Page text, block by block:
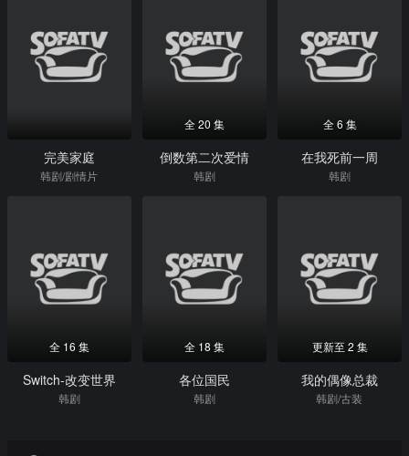
完美家庭
韩剧/剧情片
全 20 集
倒数第二次爱情
韩剧
全 6 集
在我死前一周
韩剧
全 16 集
Switch-改变世界
韩剧
全 18 集
各位国民
韩剧
更新至 2 集
我的偶像总裁
韩剧/古装